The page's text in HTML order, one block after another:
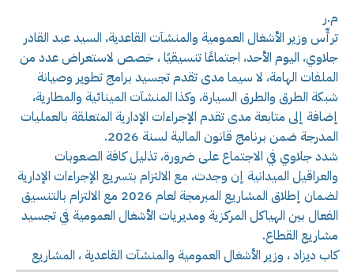
م.ر
ترأّس وزير الأشغال العمومية والمنشآت القاعدية، السيد عبد القادر
جلاوي، اليوم الأحد، اجتماعًا تنسيقيًا ، خصص لاستعراض عدد من
الملفات الهامة، لا سيما مدى تقدم تجسيد برامج تطوير وصيانة
شبكة الطرق والطرق السيارة، وكذا المنشآت المينائية والمطارية،
إضافة إلى متابعة مدى تقدم الإجراءات الإدارية المتعلقة بالعمليات
المدرجة ضمن برنامج قانون المالية لسنة 2026.
شدد جلاوي في الاجتماع على ضرورة، تذليل كافة الصعوبات
والعراقيل الميدانية إن وجدت، مع الالتزام بتسريع الإجراءات الإدارية
لضمان إطلاق المشاريع المبرمجة لعام 2026 مع الالتزام بالتنسيق
الفعال بين الهياكل المركزية ومديريات الأشغال العمومية في تجسيد
مشاريع القطاع.
كاب ديزاد ، وزير الأشغال العمومية والمنشآت القاعدية ، المشاريع